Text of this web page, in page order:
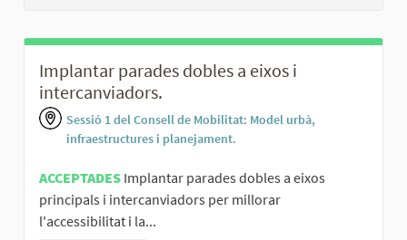
Implantar parades dobles a eixos i
intercanviadors.
Sessió 1 del Consell de Mobilitat: Model urbà,
infraestructures i planejament.
ACCEPTADES Implantar parades dobles a eixos
principals i intercanviadors per millorar
l'accessibilitat i la...